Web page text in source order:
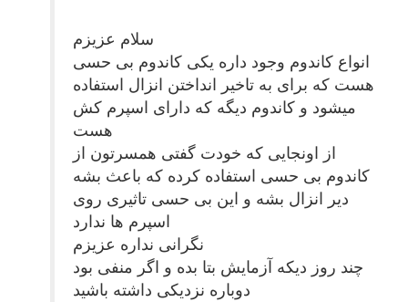
سلام عزیزم
انواع کاندوم وجود داره یکی کاندوم بی حسی
هست که برای به تاخیر انداختن انزال استفاده
میشود و کاندوم دیگه که دارای اسپرم کش
هست
از اونجایی که خودت گفتی همسرتون از
کاندوم بی حسی استفاده کرده که باعث بشه
دیر انزال بشه و این بی حسی تاثیری روی
اسپرم ها ندارد
نگرانی نداره عزیزم
چند روز دیکه آزمایش بتا بده و اگر منفی بود
دوباره نزدیکی داشته باشید